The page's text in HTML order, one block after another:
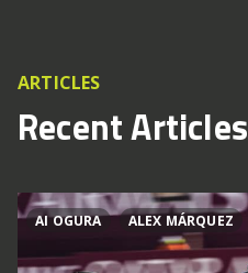
ARTICLES
Recent Articles
AI OGURA ALEX MÁRQUEZ